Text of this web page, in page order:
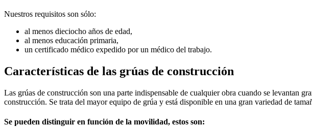
Nuestros requisitos son sólo:
al menos dieciocho años de edad,
al menos educación primaria,
un certificado médico expedido por un médico del trabajo.
Características de las grúas de construcción
Las grúas de construcción son una parte indispensable de cualquier obra cuando se levantan
construcción. Se trata del mayor equipo de grúa y está disponible en una gran variedad de
Se pueden distinguir en función de la movilidad, estos son: